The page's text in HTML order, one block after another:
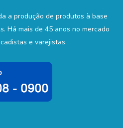
a produção de produtos à base
Há mais de 45 anos no mercado
e varejistas.